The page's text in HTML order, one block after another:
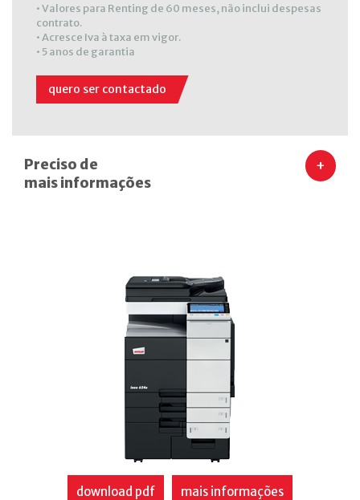
• Valores para Renting de 60 meses, não inclui despesas
contrato.
• Acresce Iva à taxa em vigor.
• 5 anos de garantia
quero ser contactado
Preciso de
mais informações
+
download pdf mais informações